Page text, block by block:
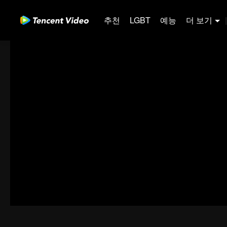
추천 LGBT 예능 더 보기 |